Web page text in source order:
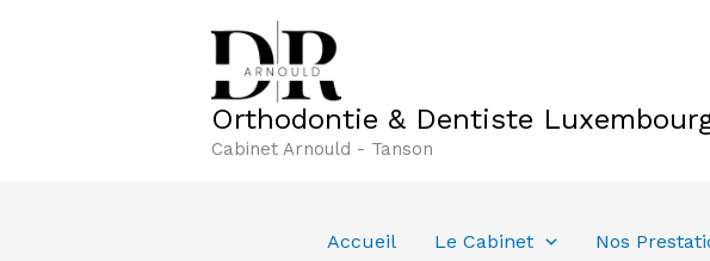
Orthodontie & Dentiste
Cabinet Arnould - Tanson
Accueil Le Cabinet Nos